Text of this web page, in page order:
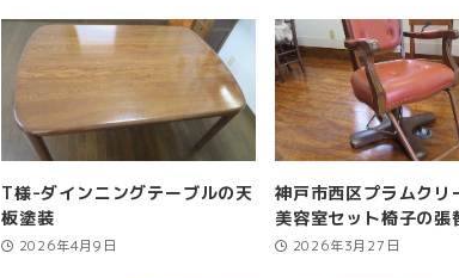
T様-ダインニングテーブルの天
板塗装
2026年4月9日
神戸市西区プラムクリ
美容室セット椅子の張
2026年3月27日